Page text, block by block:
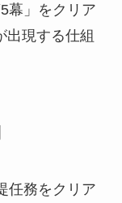
幕」をクリア
出現する仕組
任務をクリア